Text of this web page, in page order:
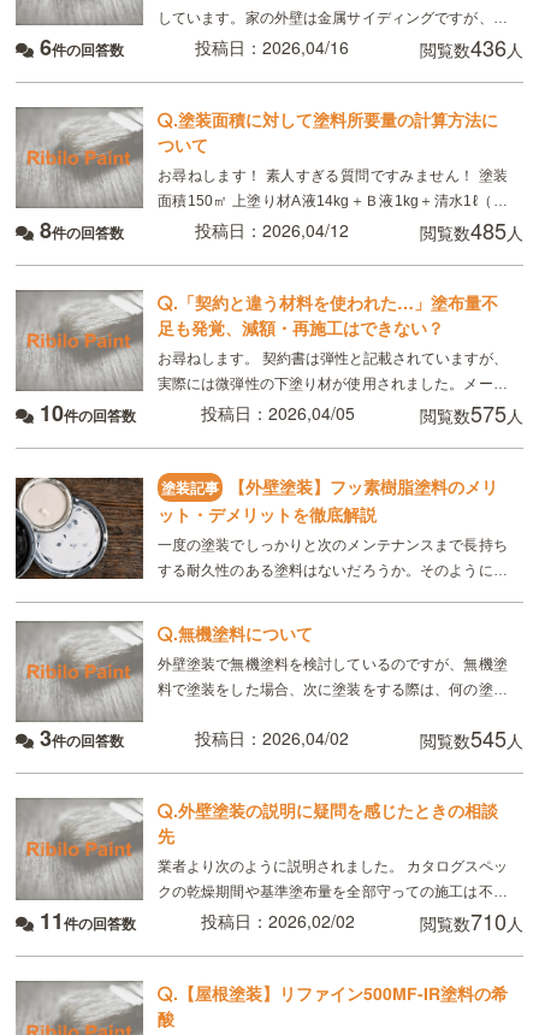
しています。家の外壁は金属サイディングですが、下
塗りは同じエスケ化学の下塗りシーラーで大丈夫でし
6件の回答数 投稿日：2026,04/16 閲覧数436人
.塗装面積に対して塗料所要量の計算方法に
ついて
お尋ねします！ 素人すぎる質問ですみません！ 塗装
面積150㎡ 上塗り材A液14kg＋Ｂ液1kg＋清水1ℓ（計
16kg） 所要量0.3kg/㎡ 所要量の「0.3kg」は、A液＋
8件の回答数 投稿日：2026,04/12 閲覧数485人
. 「契約と違う材料を使われた…」塗布量不
足も発覚、減額・再施工はできない？
お尋ねします。 契約書は弾性と記載されていますが、
実際には微弾性の下塗り材が使用されました。メーカ
ーによると、弾性は微弾性に比べ6倍のひび割れ追従
10件の回答数 投稿日：2026,04/05 閲覧数575人
塗装記事 【外壁塗装】フッ素樹脂塗料のメリ
ット・デメリットを徹底解説
一度の塗装でしっかりと次のメンテナンスまで長持ち
する耐久性のある塗料はないだろうか。そのように思
.無機塗料について
外壁塗装で無機塗料を検討しているのですが、無機塗
料で塗装をした場合、次に塗装をする際は、何の塗料
て頂きたいです。宜しくお願いいたします。
3件の回答数 投稿日：2026,04/02 閲覧数545人
.外壁塗装の説明に疑問を感じたときの相談
先
業者より次のように説明されました。 カタログスペッ
クの乾燥期間や基準塗布量を全部守っての施工は不可
能です。できる業者はいません。 そんな世界なのです
11件の回答数 投稿日：2026,02/02 閲覧数710人
. 【屋根塗装】リファイン500MF-IR塗料の希
酸